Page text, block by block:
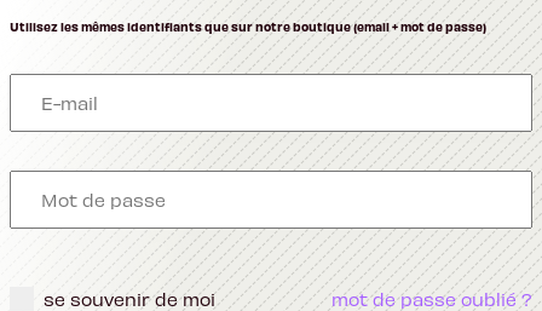
Utilisez les mêmes identifiants que sur notre boutique (email + mot de passe)
se souvenir de moi mot de passe oublié ?